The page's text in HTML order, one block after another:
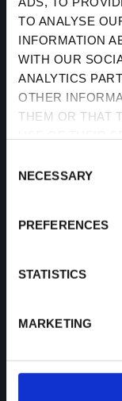
TO ANALYSE
INFORMATION
WITH OUR
ANALYTICS
OTHER
THEM OR THAT
SELECTION
NECESSARY
PREFERENCES
STATISTICS
MARKETING
创
区
个充满活力的新
供宁静的河滨空
健康。这里是让